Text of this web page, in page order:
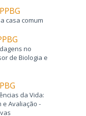
casa comum
no
de Biologia e
da Vida:
e Avaliação -
Prova de
do Ensino
Escrita de
702 – 1.ª Fase